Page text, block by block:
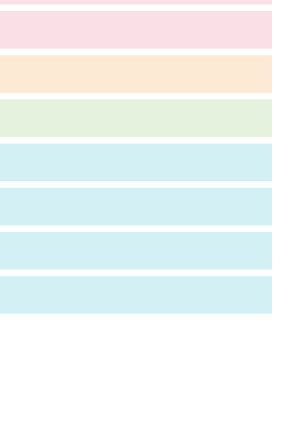
などを調べる
実施プログラムから探す
特集
夢ナビライブ